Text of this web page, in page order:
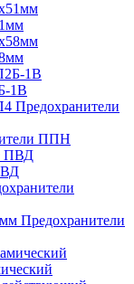
1В
Предохранители
ППН
Предохранители